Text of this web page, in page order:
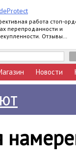
работа стоп-
перепроданности и
Отзывы
www.mql5.com/ru/
Новости